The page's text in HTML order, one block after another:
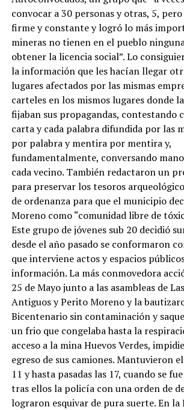
convocar a 30 personas y otras, 5,
firme y constante y logró lo más
mineras no tienen en el pueblo
obtener la licencia social”. Lo
la información que les hacían llegar
lugares afectados por las mismas
carteles en los mismos lugares donde
fijaban sus propagandas, contestando
carta y cada palabra difundida por las
por palabra y mentira por mentira y,
fundamentalmente, conversando
cada vecino. También redactaron un
para preservar los tesoros
de ordenanza para que el municipio
Moreno como “comunidad libre de
Este grupo de jóvenes sub 20 decidió
desde el año pasado se conformaron
que interviene actos y espacios
información. La más conmovedora
25 de Mayo junto a las asambleas de
Antiguos y Perito Moreno y la
Bicentenario sin contaminación y
un frio que congelaba hasta la
acceso a la mina Huevos Verdes,
egreso de sus camiones. Mantuvieron
11 y hasta pasadas las 17, cuando se
tras ellos la policía con una orden de
lograron esquivar de pura suerte. En